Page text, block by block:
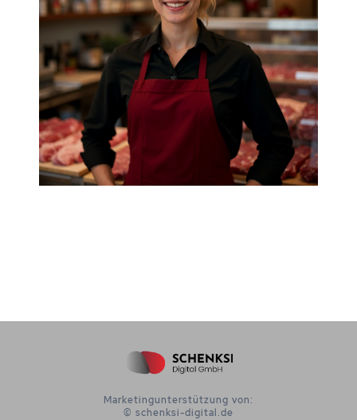
Marketingunterstützung von:
© schenksi-digital.de